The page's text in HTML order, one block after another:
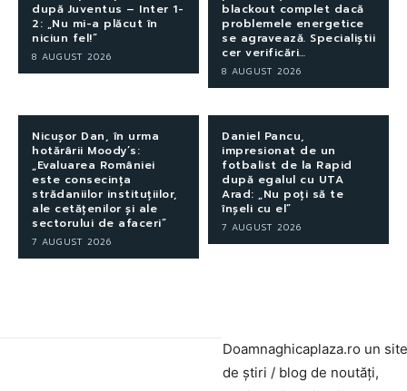
după Juventus – Inter 1-
2: „Nu mi-a plăcut în
niciun fel!”
8 AUGUST 2026
blackout complet dacă
problemele energetice
se agravează. Specialiștii
cer verificări…
8 AUGUST 2026
Nicușor Dan, în urma
hotărârii Moody’s:
„Evaluarea României
este consecința
strădaniilor instituțiilor,
ale cetățenilor și ale
sectorului de afaceri”
7 AUGUST 2026
Daniel Pancu,
impresionat de un
fotbalist de la Rapid
după egalul cu UTA
Arad: „Nu poți să te
înșeli cu el”
7 AUGUST 2026
Doamnaghicaplaza.ro un site
de știri / blog de noutăți,